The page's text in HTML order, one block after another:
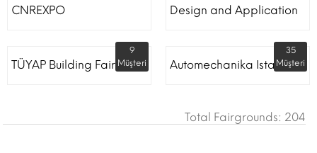
CNREXPO
Design and Application
TÜYAP Building Fair
9
Müşteri
Automechanika Istanbul
35
Müşteri
Total Fairgrounds: 204